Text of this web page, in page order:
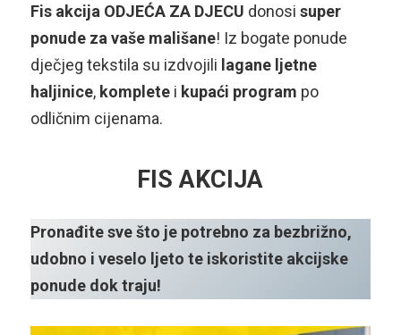
Fis akcija ODJEĆA ZA DJECU donosi super
ponude za vaše mališane! Iz bogate ponude
dječjeg tekstila su izdvojili lagane ljetne
haljinice, kompletei kupaći program po
odličnim cijenama.
FIS AKCIJA
Pronađite sve što je potrebno za bezbrižno,
udobno i veselo ljeto te iskoristite akcijske
ponude dok traju!